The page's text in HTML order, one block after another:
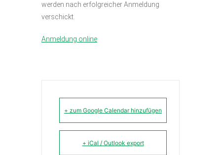
werden nach erfolgreicher Anmeldung
verschickt.
Anmeldung online
+ zum Google Calendar hinzufügen
+ iCal / Outlook export